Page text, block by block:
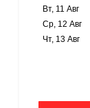
Вт, 11 Авг
Ср, 12 Авг
Чт, 13 Авг